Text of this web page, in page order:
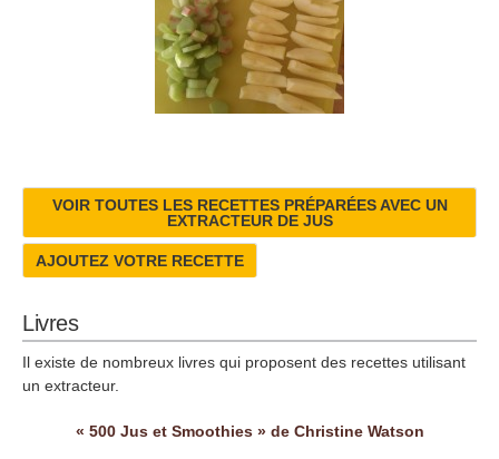
VOIR TOUTES LES RECETTES PRÉPARÉES AVEC UN
EXTRACTEUR DE JUS
AJOUTEZ VOTRE RECETTE
Livres
Il existe de nombreux livres qui proposent des recettes utilisant
un extracteur.
« 500 Jus et Smoothies » de Christine Watson